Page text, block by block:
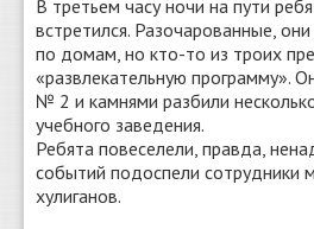
В третьем часу ночи на пути
встретился. Разочарованные,
по домам, но кто-то из троих
«развлекательную программу».
№ 2 и камнями разбили
учебного заведения.
Ребята повеселели, правда,
событий подоспели сотрудники
хулиганов.